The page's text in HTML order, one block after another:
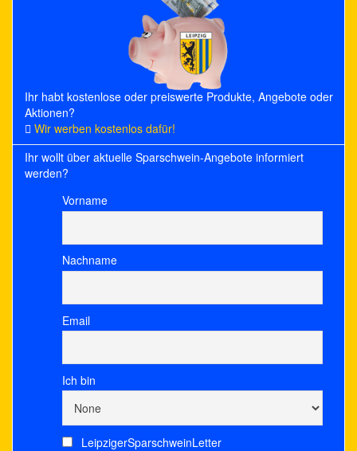
Ihr habt kostenlose oder preiswerte Produkte, Angebote oder
Aktionen?
Wir werben kostenlos dafür!
Ihr wollt über aktuelle Sparschwein-Angebote informiert
werden?
Vorname
Nachname
Email
Ich bin
LeipzigerSparschweinLetter